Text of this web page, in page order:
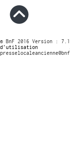
© BnF 2016 Version :
d’utilisation